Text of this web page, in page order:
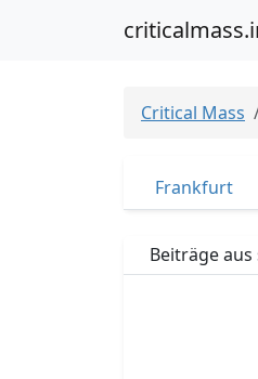
Critical Mass
Frankfurt
Beiträge